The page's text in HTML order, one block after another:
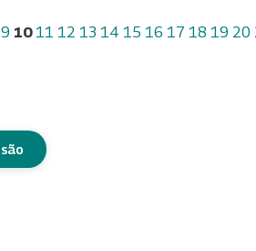
9 10 11 12 13 14 15 16 17 18 19 20